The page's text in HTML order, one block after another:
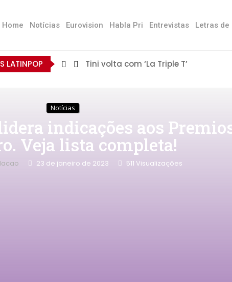
Home Notícias Eurovision Habla Pri Entrevistas Letras de
LATINPOP Tini volta com ‘La Triple T’
Notícias
indicações aos
Veja lista completa!
23 de janeiro de 2023 511 Visualizações